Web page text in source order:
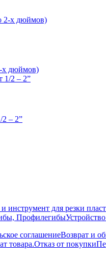
х дюймов)
– 2”
для резки
Профилегибы
соглашениеВозврат и
товара.Отказ от покупки